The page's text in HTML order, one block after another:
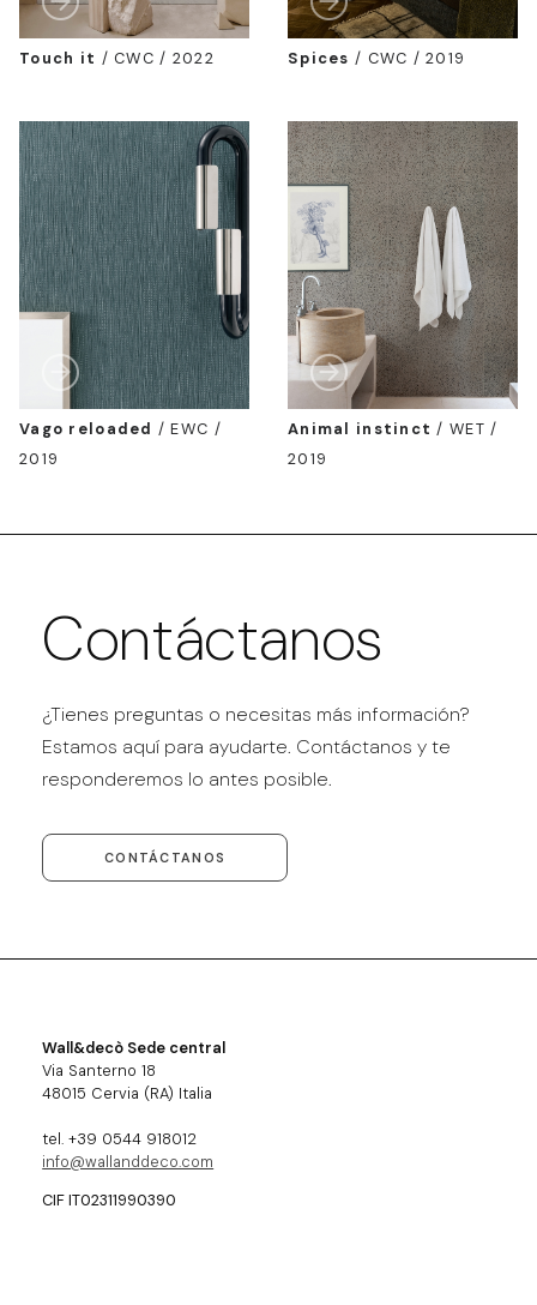
Touch it /CWC / 2022 Spices / CWC / 2019
Vago reloaded /EWC /
2019
Animal instinct /WET /
2019
Contáctanos
¿Tienes preguntas o necesitas más información?
Estamos aquí para ayudarte. Contáctanos y te
responderemos lo antes posible.
CONTÁCTANOS
Wall&decò Sede central
Via Santerno 18
48015 Cervia (RA) Italia
tel. +39 0544 918012
info@wallanddeco.com
CIF IT02311990390